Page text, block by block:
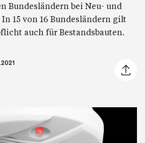
Bundesländern bei Neu- und
15 von 16 Bundesländern gilt
auch für Bestandsbauten.
Artikel